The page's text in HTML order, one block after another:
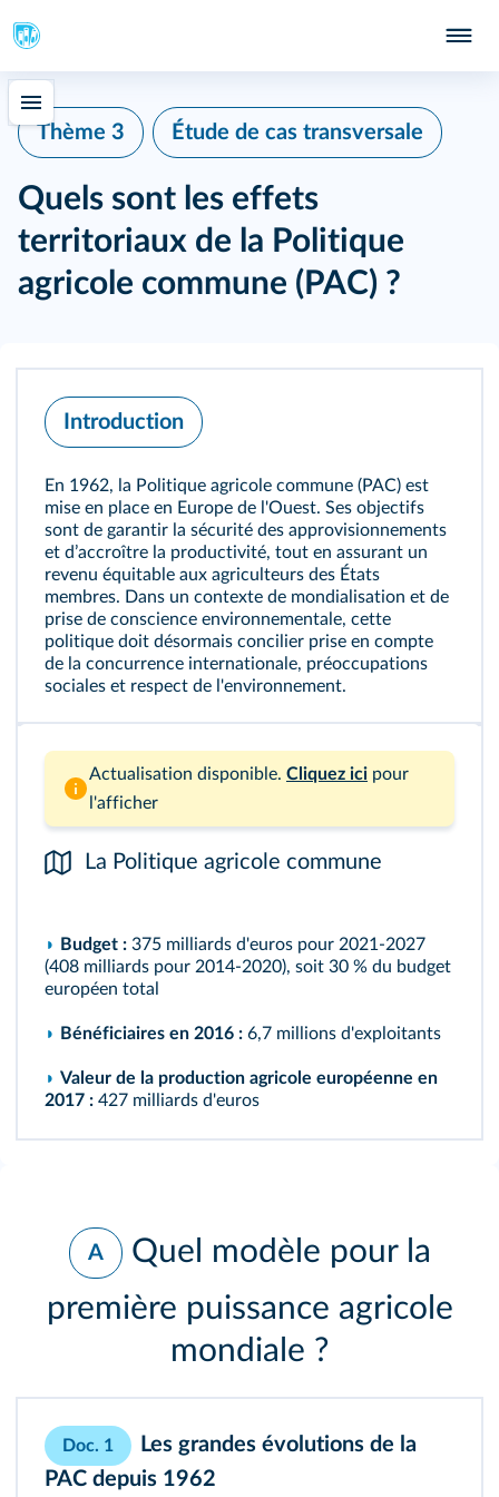
Thème 3 Étude de cas transversale
Quels sont les effets
territoriaux de la Politique
agricole commune (PAC) ?
Introduction
En 1962, la Politique agricole commune (PAC) est
mise en place en Europe de l'Ouest. Ses objectifs
sont de garantir la sécurité des approvisionnements
et dʼaccroître la productivité, tout en assurant un
revenu équitable aux agriculteurs des États
membres. Dans un contexte de mondialisation et de
prise de conscience environnementale, cette
politique doit désormais concilier prise en compte
de la concurrence internationale, préoccupations
sociales et respect de l'environnement.
Actualisation disponible. Cliquez ici pour
l'afficher
La Politique agricole commune
◗ Budget : 375 milliards d'euros pour 2021-2027
(408 milliards pour 2014-2020), soit 30 % du budget
européen total
◗ Bénéficiaires en 2016 : 6,7 millions d'exploitants
◗ Valeur de la production agricole européenne en
2017 : 427 milliards d'euros
A
Quel modèle pour la
première puissance agricole
mondiale ?
Doc. 1
Les grandes évolutions de la
PAC depuis 1962